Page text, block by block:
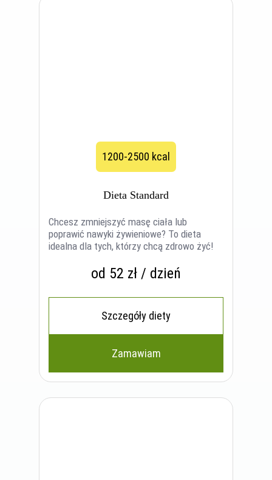
1200-2500 kcal
Dieta Standard
Chcesz zmniejszyć masę ciała lub
poprawić nawyki żywieniowe? To dieta
idealna dla tych, którzy chcą zdrowo żyć!
od 52 zł / dzień
Szczegóły diety
Zamawiam